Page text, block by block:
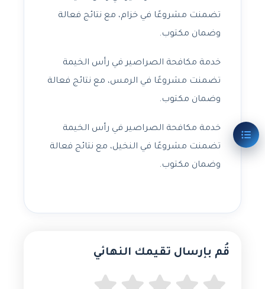
تضمنت مشروعًا في خزام، مع نتائج فعالة
وضمان مكتوب.
خدمة مكافحة الصراصير في رأس الخيمة
تضمنت مشروعًا في الرمس، مع نتائج فعالة
وضمان مكتوب.
خدمة مكافحة الصراصير في رأس الخيمة
تضمنت مشروعًا في النخيل، مع نتائج فعالة
وضمان مكتوب.
قُم بإرسال تقيمك النهائي